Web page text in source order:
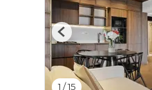
1 /15
Previous